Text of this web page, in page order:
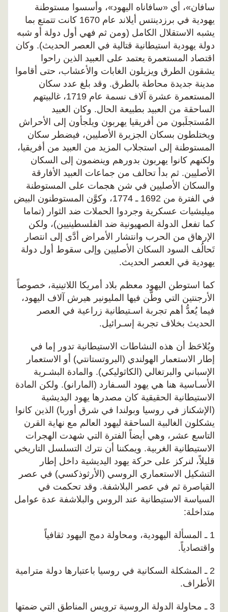
سافان»، أي «سافاناه اليهود»، وأسسوا مستوطنة
يهودية في برزدينتس أيلاند عام 1670 كانت تتمتع بما
يشبه الاستقلال الكامل (ومن ثم فهي أول دولة أو شبه
دولة يهودية استيطانية قتالية في العصر الحديث). وكان
اقتصاد المستعمرة يعتمد على العبيد الذين راحوا
يشقون الطرق ويزيلون الغابات والأعشاب، حتى أقاموا
مدينة جديدة محاطة بالطرق. وقد بلغ عدد سكان
المستعمرة عشرة آلاف نسمة عام 1719، غالبيتهم
الساحقة من العبيد بطبيعة الحال. وكان العبيد
المُستجلَبون من أفريقيا يهربون ويلجأون إلى الأحراش
ويختلطون بسكان الجزيرة الأصليين، فيضطر سكان
المستوطنة إلى استجلاب المزيد من العبيد من أفريقيا،
ولكنهم كانوا يهربون بدورهم وينضمون إلى السكان
الأصليين. ثم بدأ تحالف من جماعات العبيد الأفارقة
والسكان الأصليين في شن هجمات على المستوطنة
في الفترة من 1692 ـ 1774، وكوَّن المستوطنون البيض
ميليشيات عسكرية وجردوا الحملات ضد الثوار (تماما
كما تفعل الدولة الصهيونية ضد الفلسطينيين)، ولكن
الإرهاق من الحرب وانتشار الأمراض أدَّى إلى انتصار
تَحالُف السود السكان الأصليين وإلى سقوط أول دولة
يهودية في العصر الحديث.
كما استوطن اليهود معظم بلاد أمريكا اللاتينية، خصوصاً
الأرجنتين التي وطَّن فيها المليونير هيرش آلاف اليهود،
فيما يُعدُّ أهم تجربة اسـتيطانية زراعية في العصر
الحديث بخلاف تجربة إسـرائيل.
ويُلاحَظ أن هذه النشاطات الاستيطانية تدور إما في
إطار الاستعمار الهولندي (البروتستانتي) أو الاستعمار
الإسباني والبرتغالي (الكاثوليكي). والمادة البشـرية
الأسـاسية هنا هي يهود السـفارد (المارانو). ولكن المادة
الاستيطانية الحقيقية كان مصدرها يهود اليديشية
(الإشكناز في روسيا وبولندا في شرق أوربا) الذين كانوا
يشكلون الغالبية الساحقة ليهود العالم مع نهاية القرن
التاسع عشر، وهي أيضاً الفترة التي شهدت الهجرات
الاستيطانية الغربية. ويمكننا أن نترك التسلسل التاريخي
قليلاً، لنركز على حركة يهود اليديشية داخل إطار
التشكيل الاستعماري الروسي (الأرثوذكسي) في عصر
القياصرة ثم في عصر البلاشفة. وقد تحكمت في
السياسة الاستيطانية عند الروس والبلاشفة عدة عوامل
متداخلة:
1 ـ المسألة اليهودية، ومحاولة دمج اليهود ثقافياً
واقتصادياً.
2 ـ المشكلة السكانية في روسيا باعتبارها دولة مترامية
الأطراف.
3 ـ محاولة الدولة الروسية ترويس المناطق التي ضمتها